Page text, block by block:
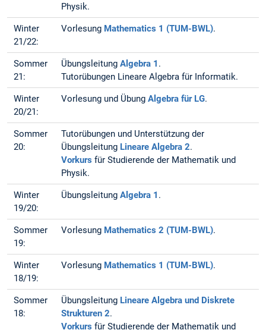
Physik.
Winter
21/22:
Vorlesung Mathematics 1 (TUM-BWL).
Sommer
21:
ÜbungsleitungAlgebra 1 .
Tutorübungen Lineare Algebra für Informatik.
Winter
20/21:
Vorlesung und ÜbungAlgebra für LG.
Sommer
20:
Tutorübungen und Unterstützung der
Übungsleitung Lineare Algebra 2.
Vorkurs für Studierende der Mathematik und
Physik.
Winter
19/20:
ÜbungsleitungAlgebra 1 .
Sommer
19:
Vorlesung Mathematics 2 (TUM-BWL).
Winter
18/19:
Vorlesung Mathematics 1 (TUM-BWL).
Sommer
18:
Übungsleitung Lineare Algebra und Diskrete
Strukturen 2.
Vorkurs für Studierende der Mathematik und